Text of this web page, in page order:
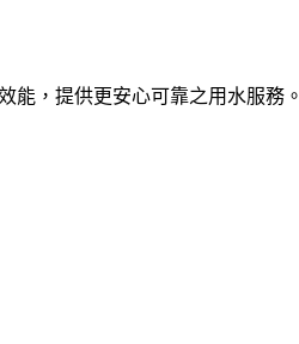
能，提供更安心可靠之用水服務。